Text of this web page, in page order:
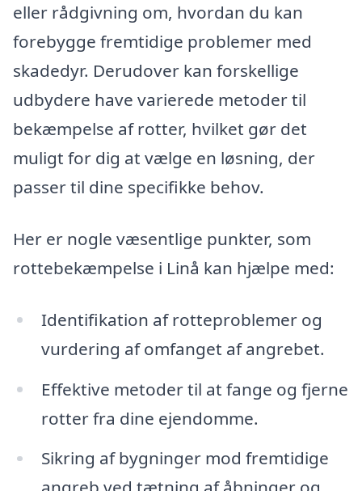
eller rådgivning om, hvordan du kan
forebygge fremtidige problemer med
skadedyr. Derudover kan forskellige
udbydere have varierede metoder til
bekæmpelse af rotter, hvilket gør det
muligt for dig at vælge en løsning, der
passer til dine specifikke behov.
Her er nogle væsentlige punkter, som
rottebekæmpelse i Linå kan hjælpe med:
Identifikation af rotteproblemer og
vurdering af omfanget af angrebet.
Effektive metoder til at fange og fjerne
rotter fra dine ejendomme.
Sikring af bygninger mod fremtidige